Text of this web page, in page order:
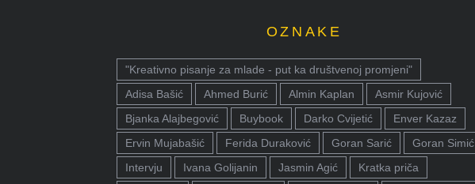
OZNAKE
"Kreativno pisanje za mlade - put ka društvenoj promjeni"
Adisa Bašić
Ahmed Burić Almin Kaplan
Asmir Kujović
Bjanka Alajbegović
Buybook Darko Cvijetić
Enver Kazaz
Ervin Mujabašić
Ferida Duraković Goran Sarić
Goran Simić
Intervju
Ivana Golijanin Jasmin Agić
Kratka priča